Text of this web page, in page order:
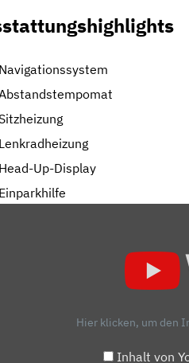
Navigationssystem
Lenkradheizung
Head-Up-Display
Einparkhilfe
DETAILS/ERKLÄRUNG“
Hier klicken, um den
Inhalt von